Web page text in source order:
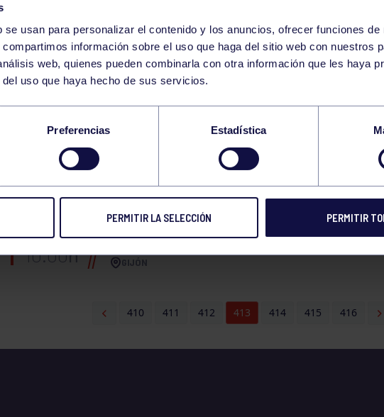
usan para personalizar el contenido y los anuncios, ofrecer funciones de
información sobre el uso que haga del sitio web con nuestros
web, quienes pueden combinarla con otra información que les haya
uso que haya hecho de sus servicios.
Preferencias Estadística
PERMITIR LA SELECCIÓN PERMITIR
12:00h RGCC
CTO ASTURIAS PAREJAS INFANTILES:
18:30h BALONCESTO
13:00h PÁDEL
LIGA PÁDEL FEDERADA 4ª
– RGCC D
12:00h PÁDEL
LIGA PÁDEL FEDERADA 3ª
B – RGCC D
10:00h GIJÓN
410 411 412 413 414 415 416